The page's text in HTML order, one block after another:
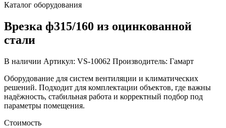
Каталог оборудования
Врезка ф315/160 из оцинкованной
стали
В наличии Артикул: VS-10062 Производитель: Гамарт
Оборудование для систем вентиляции и климатических
решений. Подходит для комплектации объектов, где важны
надёжность, стабильная работа и корректный подбор под
параметры помещения.
Стоимость